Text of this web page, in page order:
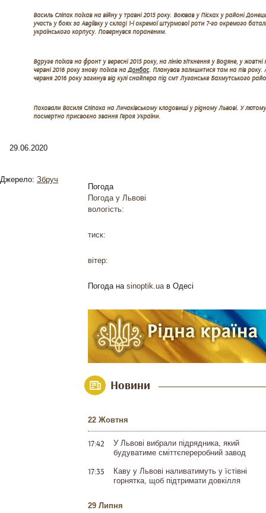
Василь Сліпак поїхав на війну у травні 2015 року. Воював у Пісках у районі
участь у боях за Авдіївку у складі 1-ї окремої штурмової роти 7-го окремого
українського корпусу. Повернувся пораненим.
Вдруге поїхав на фронт у вересні 2015 року, на лінію зіткнення у Водяне, у
червні 2016 року знову поїхав на Донбас. Планував залишитися там на пів року.
червня 2016 року загинув від кулі снайпера під смт Луганське Бахмутського
Поховали Василя Сліпака на Личаківському кладовищі у рідному Львові. У
посмертно присвоєно звання Героя України.
29.06.2020
Джерело: Збруч
Погода
Погода у Львові
вологість:
тиск:
вітер:
Погода на sinoptik.uaв Одесі
Новини
22 Жовтня
17:42
У Львові вибрали підрядника, який
будуватиме сміттєпереробний завод
17:35
Каву у Львові наливатимуть у їстівні
горнятка, щоб підтримати довкілля
29 Липня